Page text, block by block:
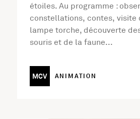
étoiles. Au programme :
constellations, contes, visite
lampe torche, découverte
souris et de la faune...
MCV ANIMATION